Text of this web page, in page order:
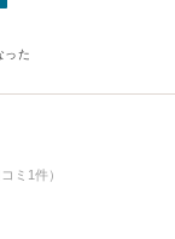
った
ミ1件）